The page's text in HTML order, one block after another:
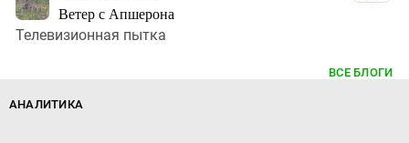
Ветер с Апшерона
Телевизионная пытка
ВСЕ БЛОГИ
АНАЛИТИКА